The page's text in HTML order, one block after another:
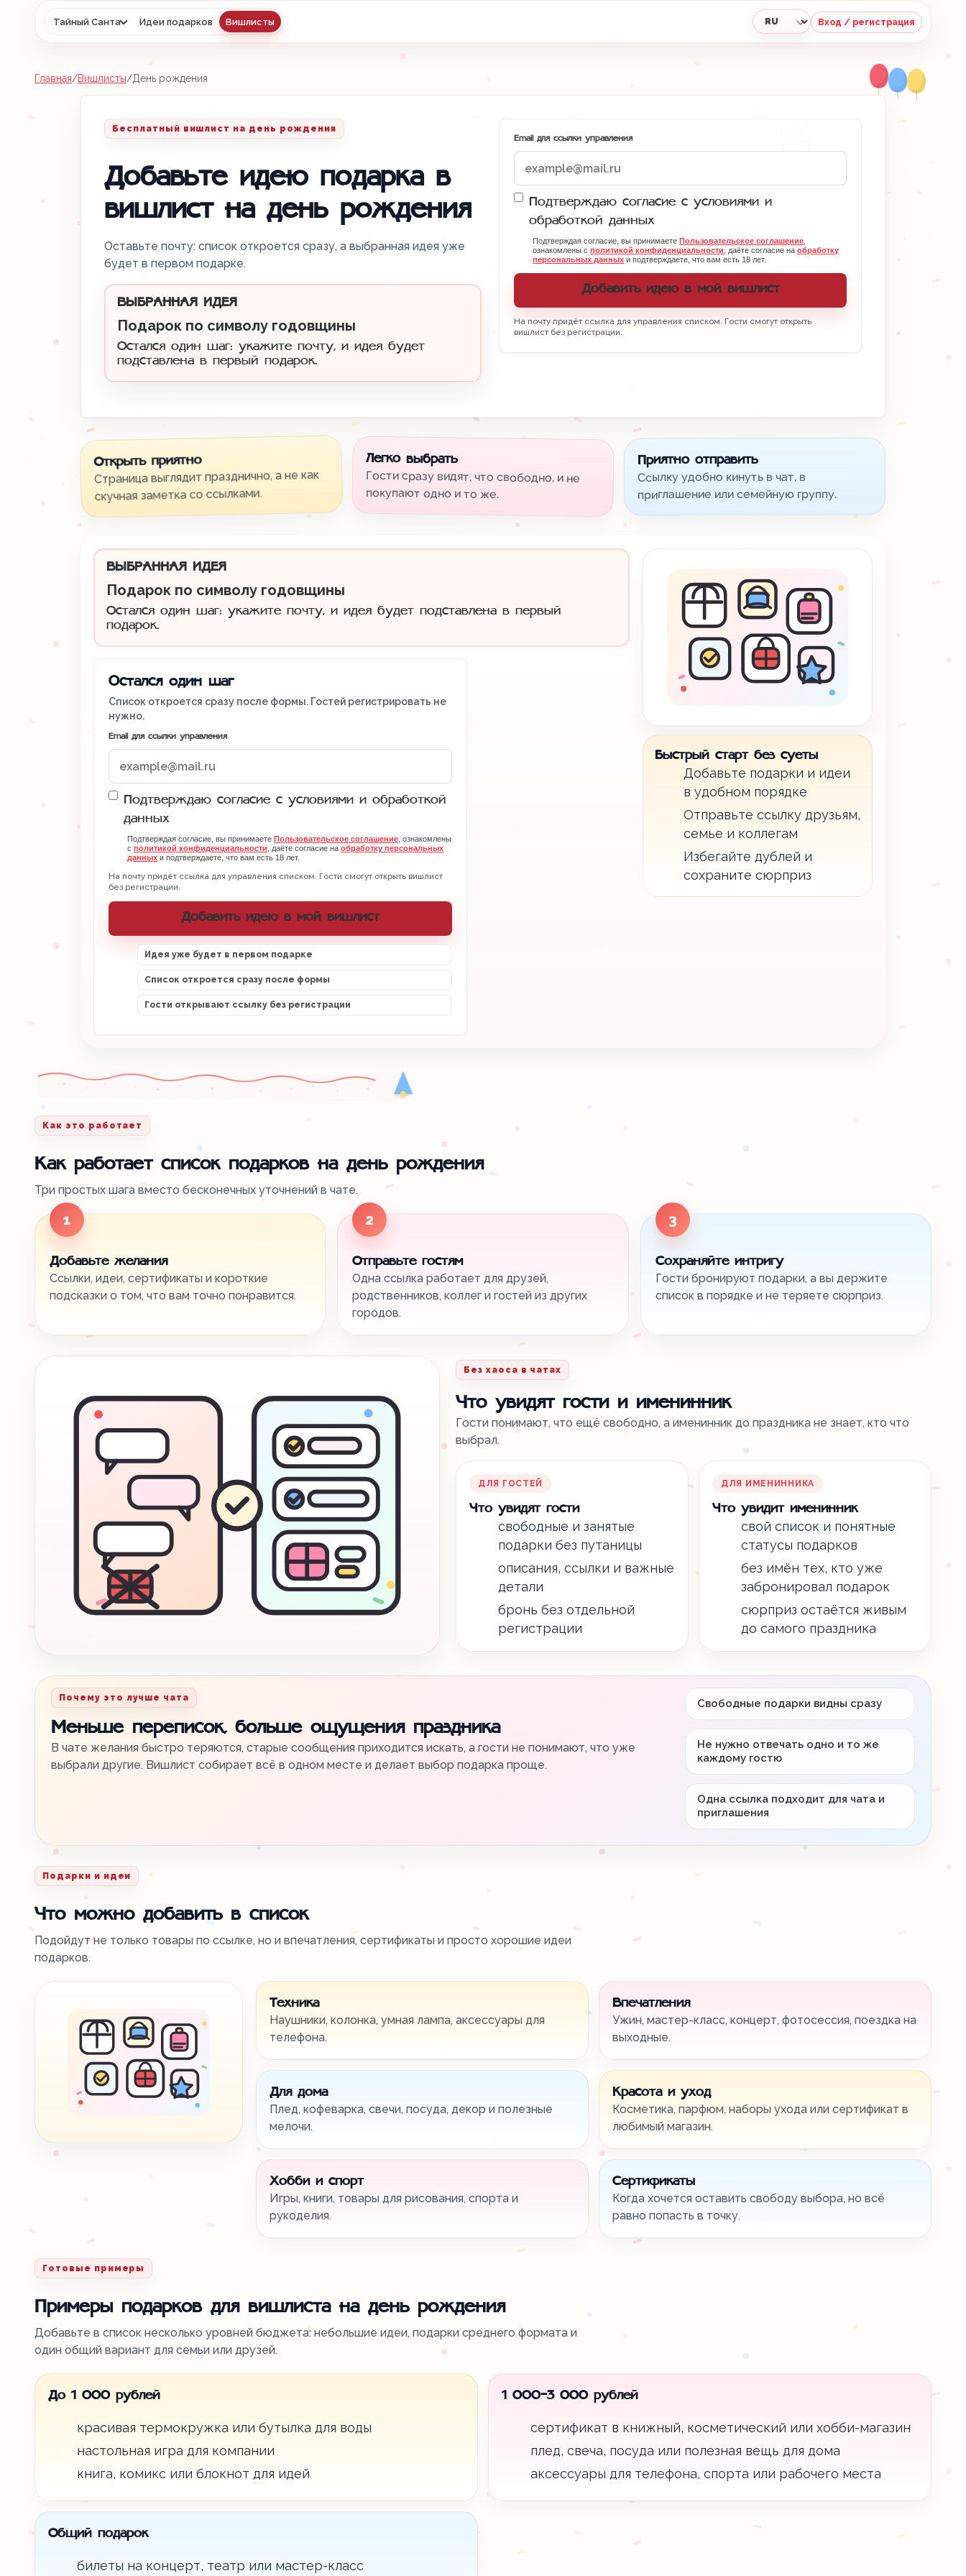
Тайный Санта Идеи подарков Вишлисты Язык Вход / регистрация
Главная/Вишлисты/День рождения
Бесплатный вишлист на день рождения
Добавьте идею подарка в
вишлист на день рождения
Оставьте почту: список откроется сразу, а выбранная идея уже
будет в первом подарке.
ВЫБРАННАЯ ИДЕЯ
Подарок по символу годовщины
Остался один шаг: укажите почту, и идея будет
подставлена в первый подарок.
Email для ссылки управления
Подтверждаю согласие с условиями и
обработкой данных
Подтверждая согласие, вы принимаетеПользовательское соглашение
ознакомлены сполитикой конфиденциальности , даёте согласие наобработку
персональных данных и подтверждаете, что вам есть 18 лет.
Добавить идею в мой вишлист
На почту придёт ссылка для управления списком. Гости смогут открыть
вишлист без регистрации.
Открыть приятно
Страница выглядит празднично, а не как
скучная заметка со ссылками.
Легко выбрать
Гости сразу видят, что свободно, и не
покупают одно и то же.
Приятно отправить
Ссылку удобно кинуть в чат, в
приглашение или семейную группу.
ВЫБРАННАЯ ИДЕЯ
Подарок по символу годовщины
Остался один шаг: укажите почту, и идея будет подставлена в первый
подарок.
Остался один шаг
Список откроется сразу после формы. Гостей регистрировать не
нужно.
Email для ссылки управления
Подтверждаю согласие с условиями и обработкой
данных
Подтверждая согласие, вы принимаете Пользовательское соглашение , ознакомлены
с политикой конфиденциальности , даёте согласие на обработку персональных
данных и подтверждаете, что вам есть 18 лет.
На почту придёт ссылка для управления списком. Гости смогут открыть вишлист
без регистрации.
Добавить идею в мой вишлист
Идея уже будет в первом подарке
Список откроется сразу после формы
Гости открывают ссылку без регистрации
Быстрый старт без суеты
Добавьте подарки и идеи
в удобном порядке
Отправьте ссылку друзьям,
семье и коллегам
Избегайте дублей и
сохраните сюрприз
Как это работает
Как работает список подарков на день рождения
Три простых шага вместо бесконечных уточнений в чате.
1
Добавьте желания
Ссылки, идеи, сертификаты и короткие
подсказки о том, что вам точно понравится.
2
Отправьте гостям
Одна ссылка работает для друзей,
родственников, коллег и гостей из других
городов.
3
Сохраняйте интригу
Гости бронируют подарки, а вы держите
список в порядке и не теряете сюрприз.
Без хаоса в чатах
Что увидят гости и именинник
Гости понимают, что ещё свободно, а именинник до праздника не знает, кто что
выбрал.
ДЛЯ ГОСТЕЙ
Что увидят гости
свободные и занятые
подарки без путаницы
описания, ссылки и важные
детали
бронь без отдельной
регистрации
ДЛЯ ИМЕНИННИКА
Что увидит именинник
свой список и понятные
статусы подарков
без имён тех, кто уже
забронировал подарок
сюрприз остаётся живым
до самого праздника
Почему это лучше чата
Меньше переписок, больше ощущения праздника
В чате желания быстро теряются, старые сообщения приходится искать, а гости не понимают, что уже
выбрали другие. Вишлист собирает всё в одном месте и делает выбор подарка проще.
Свободные подарки видны сразу
Не нужно отвечать одно и то же
каждому гостю
Одна ссылка подходит для чата и
приглашения
Подарки и идеи
Что можно добавить в список
Подойдут не только товары по ссылке, но и впечатления, сертификаты и просто хорошие идеи
подарков.
Техника
Наушники, колонка, умная лампа, аксессуары для
телефона.
Впечатления
Ужин, мастер-класс, концерт, фотосессия, поездка на
выходные.
Для дома
Плед, кофеварка, свечи, посуда, декор и полезные
мелочи.
Красота и уход
Косметика, парфюм, наборы ухода или сертификат в
любимый магазин.
Хобби и спорт
Игры, книги, товары для рисования, спорта и
рукоделия.
Сертификаты
Когда хочется оставить свободу выбора, но всё
равно попасть в точку.
Готовые примеры
Примеры подарков для вишлиста на день рождения
Добавьте в список несколько уровней бюджета: небольшие идеи, подарки среднего формата и
один общий вариант для семьи или друзей.
До 1 000 рублей
красивая термокружка или бутылка для воды
настольная игра для компании
книга, комикс или блокнот для идей
1 000-3 000 рублей
сертификат в книжный, косметический или хобби-магазин
плед, свеча, посуда или полезная вещь для дома
аксессуары для телефона, спорта или рабочего места
Общий подарок
билеты на концерт, театр или мастер-класс